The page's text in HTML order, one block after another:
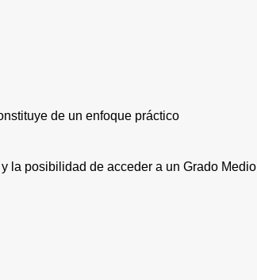
de un enfoque práctico
la posibilidad de acceder a un Grado Medio